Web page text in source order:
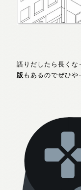
語りだしたら長くな
版 もあるのでぜひや